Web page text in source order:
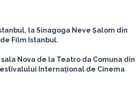
la Sinagoga Neve Șalom din
Film Istanbul.
Nova de la Teatro da Comuna din
Internațional de Cinema